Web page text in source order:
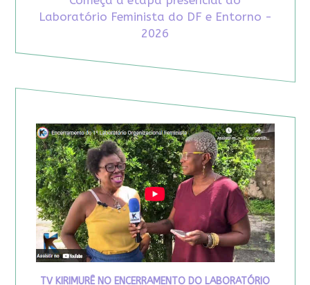
Laboratório Feminista do DF e Entorno -
2026
TV KIRIMURÊ NO ENCERRAMENTO DO LABORATÓRIO